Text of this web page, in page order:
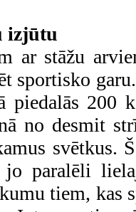
izjūtu
ar stāžu
sportisko
piedalās 200
no desmit
svētkus.
jo paralēli
tiem,